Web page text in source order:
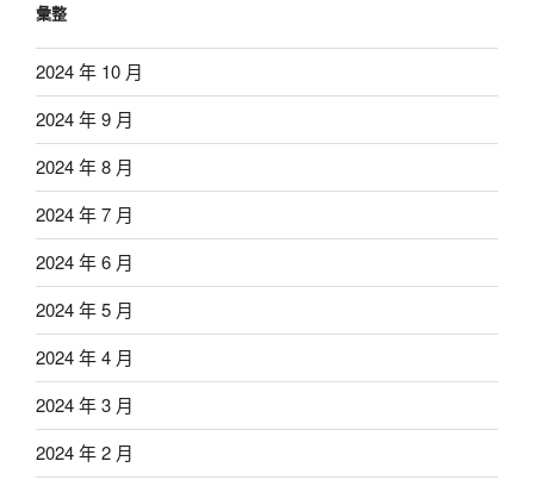
彙整
2024 年 10 月
2024 年 9 月
2024 年 8 月
2024 年 7 月
2024 年 6 月
2024 年 5 月
2024 年 4 月
2024 年 3 月
2024 年 2 月